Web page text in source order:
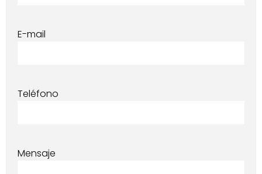
E-mail
Teléfono
Mensaje